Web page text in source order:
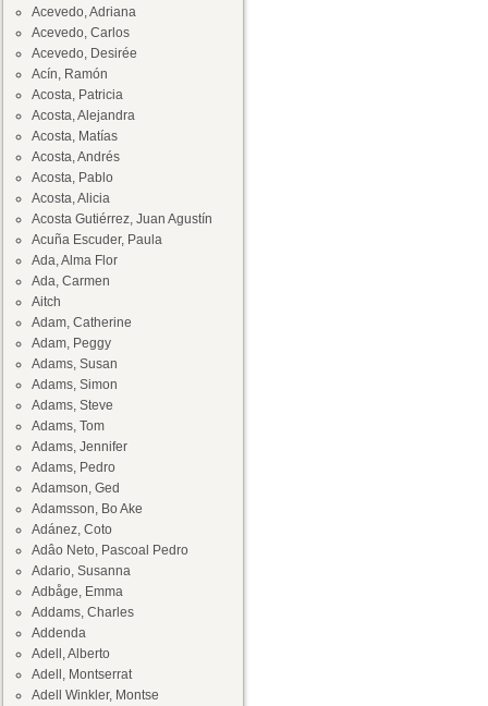
Acevedo, Adriana
Acevedo, Carlos
Acevedo, Desirée
Acín, Ramón
Acosta, Patricia
Acosta, Alejandra
Acosta, Matías
Acosta, Andrés
Acosta, Pablo
Acosta, Alicia
Acosta Gutiérrez, Juan Agustín
Acuña Escuder, Paula
Ada, Alma Flor
Ada, Carmen
Aitch
Adam, Catherine
Adam, Peggy
Adams, Susan
Adams, Simon
Adams, Steve
Adams, Tom
Adams, Jennifer
Adams, Pedro
Adamson, Ged
Adamsson, Bo Ake
Adánez, Coto
Adâo Neto, Pascoal Pedro
Adario, Susanna
Adbåge, Emma
Addams, Charles
Addenda
Adell, Alberto
Adell, Montserrat
Adell Winkler, Montse